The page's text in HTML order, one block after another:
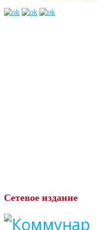
Сетевое издание